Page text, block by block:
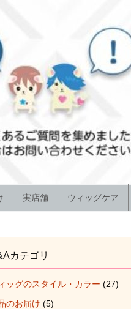
実店舗 ウィッグケア
カテゴリ
ッグのスタイル・カラー (27)
のお届け (5)